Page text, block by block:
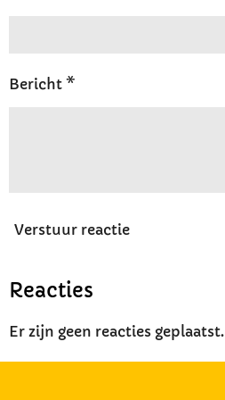
Bericht *
Verstuur reactie
Reacties
Er zijn geen reacties geplaatst.